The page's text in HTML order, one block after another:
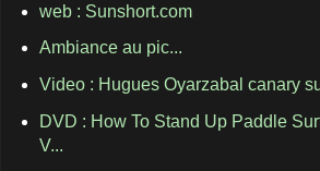
web : Sunshort.com
Ambiance au pic...
Video : Hugues Oyarzabal canary
DVD : How To Stand Up Paddle
V...